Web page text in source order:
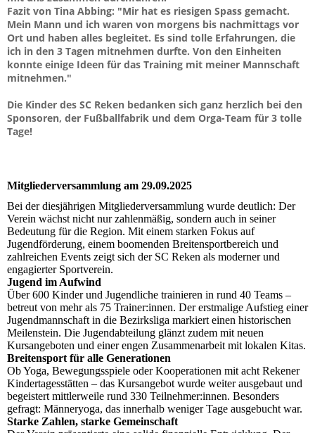
Fazit von Tina Abbing: "Mir hat es riesigen Spass gemacht.
Mein Mann und ich waren von morgens bis nachmittags vor
Ort und haben alles begleitet. Es sind tolle Erfahrungen, die
ich in den 3 Tagen mitnehmen durfte. Von den Einheiten
konnte einige Ideen für das Training mit meiner Mannschaft
mitnehmen."
Die Kinder des SC Reken bedanken sich ganz herzlich bei den
Sponsoren, der Fußballfabrik und dem Orga-Team für 3 tolle
Tage!
Mitgliederversammlung am 29.09.2025
Bei der diesjährigen Mitgliederversammlung wurde deutlich: Der
Verein wächst nicht nur zahlenmäßig, sondern auch in seiner
Bedeutung für die Region. Mit einem starken Fokus auf
Jugendförderung, einem boomenden Breitensportbereich und
zahlreichen Events zeigt sich der SC Reken als moderner und
engagierter Sportverein.
Jugend im Aufwind
Über 600 Kinder und Jugendliche trainieren in rund 40 Teams –
betreut von mehr als 75 Trainer:innen. Der erstmalige Aufstieg einer
Jugendmannschaft in die Bezirksliga markiert einen historischen
Meilenstein. Die Jugendabteilung glänzt zudem mit neuen
Kursangeboten und einer engen Zusammenarbeit mit lokalen Kitas.
Breitensport für alle Generationen
Ob Yoga, Bewegungsspiele oder Kooperationen mit acht Rekener
Kindertagesstätten – das Kursangebot wurde weiter ausgebaut und
begeistert mittlerweile rund 330 Teilnehmer:innen. Besonders
gefragt: Männeryoga, das innerhalb weniger Tage ausgebucht war.
Starke Zahlen, starke Gemeinschaft